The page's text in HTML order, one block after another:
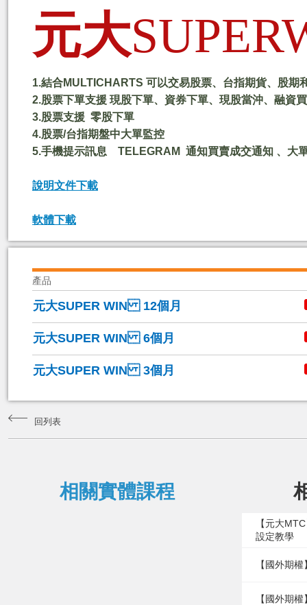
元大
1.結合MULTICHARTS 可以交易股票、台指期貨、股期
2.股票下單支援 現股下單、資券下單、現股當沖、融資
3.股票支援 零股下單
4.股票/台指期盤中大單監控
5.手機提示訊息 TELEGRAM 通知買賣成交通知 、大
說明文件下載
軟體下載
產品
元大SUPER WIN 12個月
元大SUPER WIN 6個月
元大SUPER WIN 3個月
回列表
相關實體課程
【元大
設定教學
【國外期
【國外期